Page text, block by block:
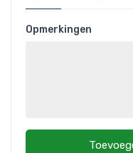
Opmerkingen